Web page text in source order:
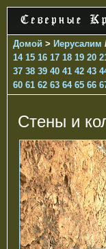
Домой > Иерусалим
14 15 16 17 18 19 20
37 38 39 40 41 42 43
60 61 62 63 64 65 66
Стены и